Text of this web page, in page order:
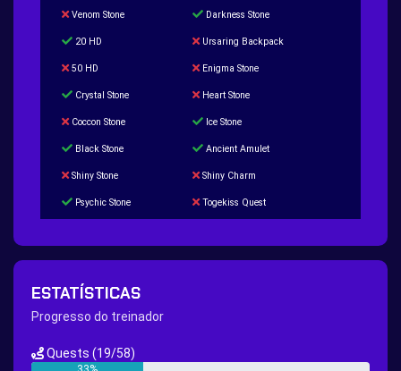
Venom Stone Darkness Stone
20 HD Ursaring Backpack
50 HD Enigma Stone
Crystal Stone Heart Stone
Coccon Stone Ice Stone
Black Stone Ancient Amulet
Shiny Stone Shiny Charm
Psychic Stone Togekiss Quest
200 Great Ball Quest
Hippie Outfit Quest
New Continent Quest pt.1 New Continent Quest pt.2
ESTATÍSTICAS
Progresso do treinador
Quests (19/58)